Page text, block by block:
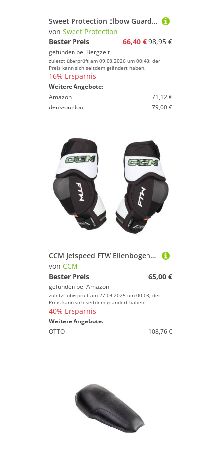
Sweet Protection Elbow Guards Light Ellenbogenprotektor
von Sweet Protection
Bester Preis
66,40 € 98,95 €
gefunden bei Bergzeit
zuletzt überprüft am 09.08.2026 um 00:43; der
Preis kann sich seitdem geändert haben.
16% Ersparnis
Weitere Angebote:
Amazon
71,12 €
denk-outdoor
79,00 €
CCM Jetspeed FTW Ellenbogenschoner Frauen, Größe:M/L
von CCM
Bester Preis
65,00 €
gefunden bei Amazon
zuletzt überprüft am 27.09.2025 um 00:03; der
Preis kann sich seitdem geändert haben.
40% Ersparnis
Weitere Angebote:
OTTO
108,76 €